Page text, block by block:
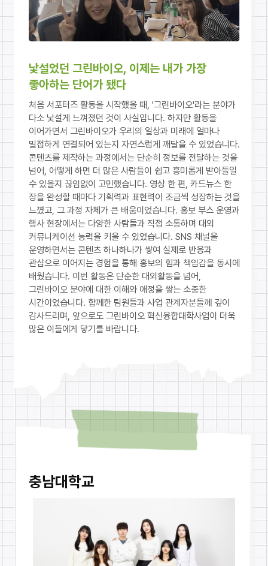
다음
낯설었던 그린바이오, 이제는 내가 가장
좋아하는 단어가 됐다
처음 서포터즈 활동을 시작했을 때, '그린바이오'라는 분야가
다소 낯설게 느껴졌던 것이 사실입니다. 하지만 활동을
이어가면서 그린바이오가 우리의 일상과 미래에 얼마나
밀접하게 연결되어 있는지 자연스럽게 깨달을 수 있었습니다.
콘텐츠를 제작하는 과정에서는 단순히 정보를 전달하는 것을
넘어, 어떻게 하면 더 많은 사람들이 쉽고 흥미롭게 받아들일
수 있을지 끊임없이 고민했습니다. 영상 한 편, 카드뉴스 한
장을 완성할 때마다 기획력과 표현력이 조금씩 성장하는 것을
느꼈고, 그 과정 자체가 큰 배움이었습니다. 홍보 부스 운영과
행사 현장에서는 다양한 사람들과 직접 소통하며 대외
커뮤니케이션 능력을 키울 수 있었습니다. SNS 채널을
운영하면서는 콘텐츠 하나하나가 쌓여 실제로 반응과
관심으로 이어지는 경험을 통해 홍보의 힘과 책임감을 동시에
배웠습니다. 이번 활동은 단순한 대외활동을 넘어,
그린바이오 분야에 대한 이해와 애정을 쌓는 소중한
시간이었습니다. 함께한 팀원들과 사업 관계자분들께 깊이
감사드리며, 앞으로도 그린바이오 혁신융합대학사업이 더욱
많은 이들에게 닿기를 바랍니다.
충남대학교